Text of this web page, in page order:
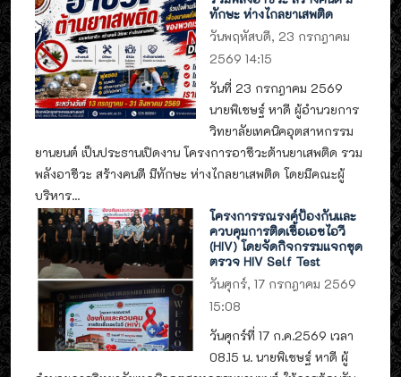
ทักษะ ห่างไกลยาเสพติด
วันพฤหัสบดี, 23 กรกฎาคม
2569 14:15
วันที่ 23 กรกฎาคม 2569
นายพิเชษฐ์ หาดี ผู้อำนวยการ
วิทยาลัยเทคนิคอุตสาหกรรม
ยานยนต์ เป็นประธานเปิดงาน โครงการอาชีวะต้านยาเสพติด รวม
พลังอาชีวะ สร้างคนดี มีทักษะ ห่างไกลยาเสพติด โดยมีคณะผู้
บริหาร...
โครงการรณรงค์ป้องกันและ
ควบคุมการติดเชื้อเอชไอวี
(HIV) โดยจัดกิจกรรมแจกชุด
ตรวจ HIV Self Test
วันศุกร์, 17 กรกฎาคม 2569
15:08
วันศุกร์ที่ 17 ก.ค.2569 เวลา
08.15 น. นายพิเชษฐ์ หาดี ผู้